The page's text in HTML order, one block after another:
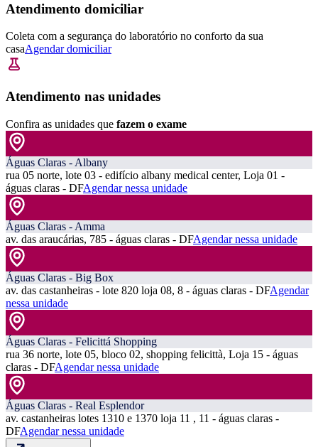
Atendimento domiciliar
Coleta com a segurança do laboratório no conforto da sua
casaAgendar domiciliar
Atendimento nas unidades
Confira as unidades que fazem o exame
Águas Claras - Albany
rua 05 norte, lote 03 - edifício albany medical center, Loja 01 -
águas claras - DFAgendar nessa unidade
Águas Claras - Amma
av. das araucárias, 785 - águas claras - DFAgendar nessa unidade
Águas Claras - Big Box
av. das castanheiras - lote 820 loja 08, 8 - águas claras - DFAgendar
nessa unidade
Águas Claras - Felicittá Shopping
rua 36 norte, lote 05, bloco 02, shopping felicittà, Loja 15 - águas
claras - DFAgendar nessa unidade
Águas Claras - Real Esplendor
av. castanheiras lotes 1310 e 1370 loja 11 , 11 - águas claras -
DFAgendar nessa unidade